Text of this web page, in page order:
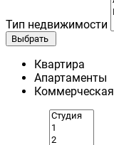
Тип недвижимости
Выбрать
Квартира
Апартаменты
Коммерческая